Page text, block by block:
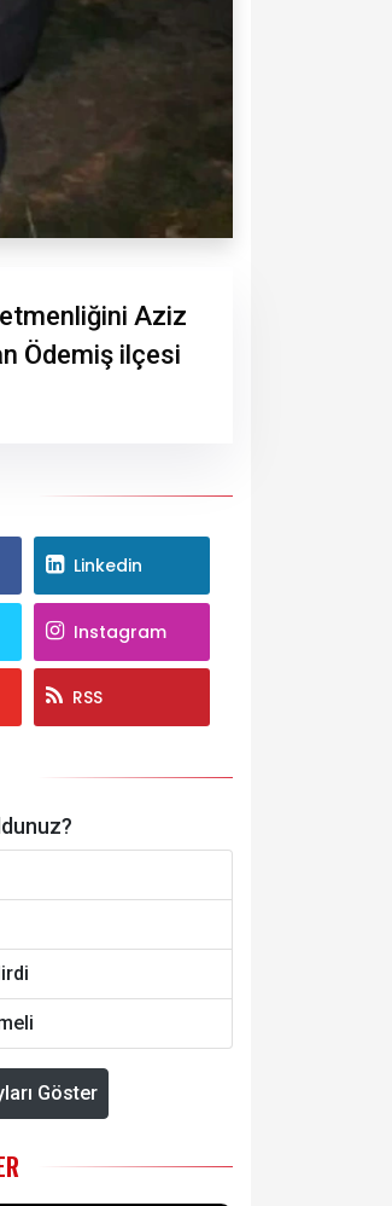
Aziz
Ödemiş ilçesi
Linkedin
Instagram
RSS
Göster